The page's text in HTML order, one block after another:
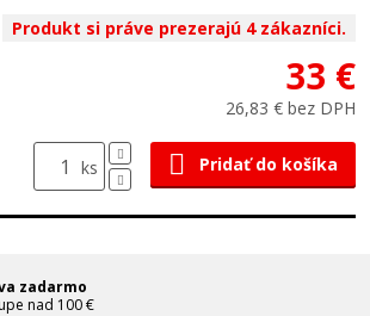
Produkt si práve prezerajú 4 zákazníci.
33 €
26,83 € bez DPH
ks Pridať do košíka
zadarmo
nad 100 €